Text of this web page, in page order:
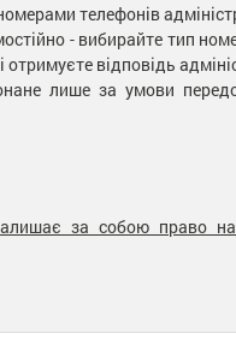
телефонів
- вибирайте тип
відповідь
лише за умови
за собою право